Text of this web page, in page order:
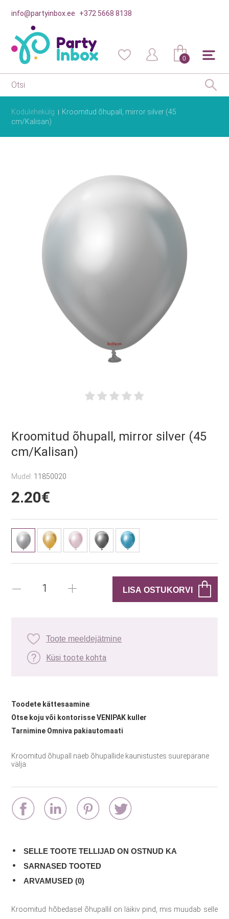
info@partyinbox.ee +372 5668 8138
0
Kodulehekülg
Kroomitud õhupall, mirror silver (45
cm/Kalisan)
Kroomitud õhupall, mirror silver (45
cm/Kalisan)
Mudel: 11850020
2.20€
Toote meeldejätmine
Küsi toote kohta
Toodete kättesaamine:
Otse koju või kontorisse VENIPAK kuller
Tarnimine Omniva pakiautomaati
Kroomitud õhupall näeb õhupallide kaunistustes suurepärane
välja.
SELLE TOOTE TELLIJAD ON OSTNUD KA
SARNASED TOOTED
ARVAMUSED (0)
Kroomitud hõbedasel õhupallil on läikiv pind, mis muudab selle